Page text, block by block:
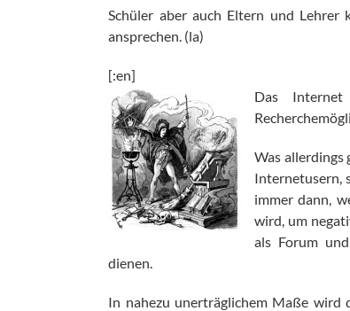
Schüler aber auch Eltern und Lehrer
ansprechen. (la)
[:en]
Das
Was allerdings
Internetusern,
immer dann,
wird, um
als Forum
dienen.
In nahezu unerträglichem Maße wird